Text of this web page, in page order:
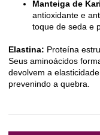
Manteiga de
antioxidante e
toque de seda e
Elastina: Proteína
Seus aminoácidos
devolvem a
prevenindo a quebra.